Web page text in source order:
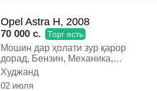
Opel Astra H, 2008
70 000 c. Торг есть
Мошин дар ҳолати зур қарор
дорад, Бензин, Механика,
Универсал
Худжанд
02 июля